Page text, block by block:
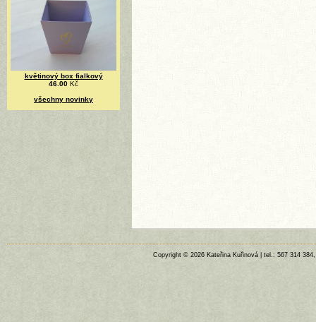
květinový box fialkový
46.00 Kč
všechny novinky
Copyright © 2026 Kateřina Kuřinová | tel.: 567 314